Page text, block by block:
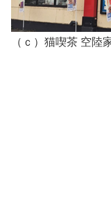
（ｃ）猫喫茶 空陸